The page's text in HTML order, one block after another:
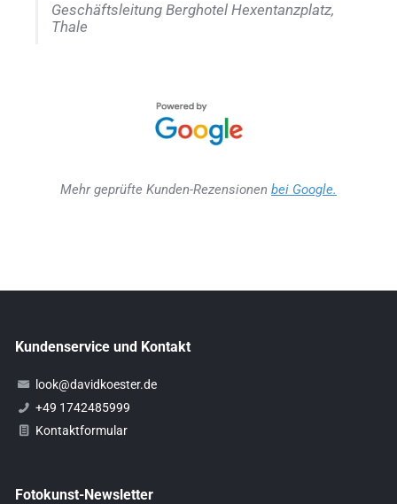
Geschäftsleitung Berghotel Hexentanzplatz,
Thale
Mehr geprüfte Kunden-Rezensionen bei Google.
Kundenservice und Kontakt
look@davidkoester.de
+49 1742485999
Kontaktformular
Fotokunst-Newsletter